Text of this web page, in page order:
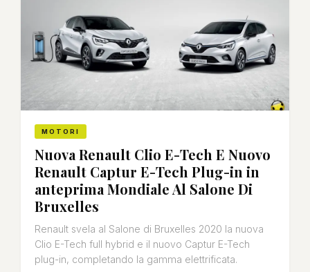
MOTORI
Nuova Renault Clio E-Tech E Nuovo
Renault Captur E-Tech Plug-in in
anteprima Mondiale Al Salone Di
Bruxelles
Renault svela al Salone di Bruxelles 2020 la nuova
Clio E-Tech full hybrid e il nuovo Captur E-Tech
plug-in, completando la gamma elettrificata.